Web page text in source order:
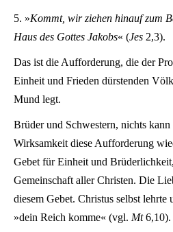
5. »Kommt, wir ziehen hinauf zum
Haus des Gottes Jakobs« (Jes 2,3).
Das ist die Aufforderung, die der
Einheit und Frieden dürstenden
Mund legt.
Brüder und Schwestern, nichts
Wirksamkeit diese Aufforderung
Gebet für Einheit und
Gemeinschaft aller Christen. Die
diesem Gebet. Christus selbst lehrte
»dein Reich komme« (vgl. Mt6,10).